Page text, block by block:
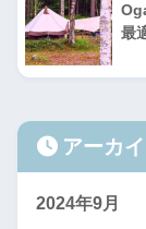
最
アーカ
2024年9月